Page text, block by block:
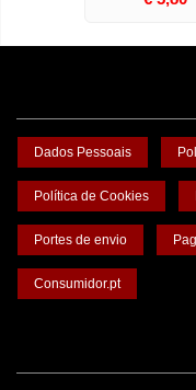
Dados Pessoais
Política de Cookies
Portes de envio
Consumidor.pt